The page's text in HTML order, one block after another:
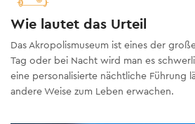
Wie lautet das Urteil
Das Akropolismuseum ist eines der
Tag oder bei Nacht wird man es
eine personalisierte nächtliche Führung
andere Weise zum Leben erwachen.